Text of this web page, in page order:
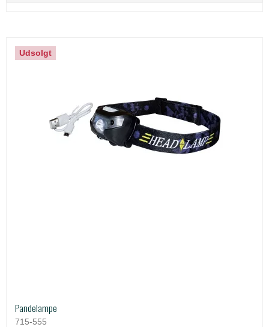
Udsolgt
Pandelampe
715-555